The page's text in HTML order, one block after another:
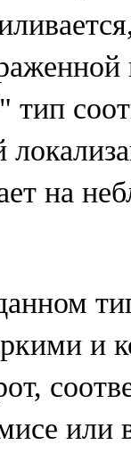
на
и
или